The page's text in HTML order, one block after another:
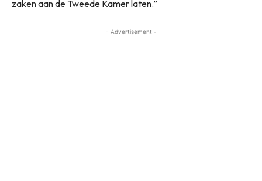
zaken aan de Tweede Kamer laten.”
- Advertisement -